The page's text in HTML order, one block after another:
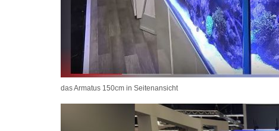
das Armatus 150cm in Seitenansicht